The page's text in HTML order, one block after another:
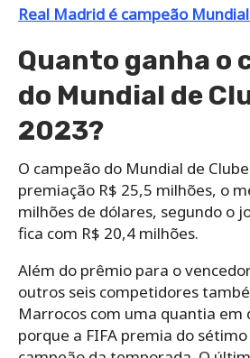
Real Madrid é campeão
Quanto ganha o
do Mundial de
2023?
O campeão do Mundial de
premiação R$ 25,5 milhões, o
milhões de dólares, segundo o
fica com R$ 20,4 milhões.
Além do prêmio para o
outros seis competidores
Marrocos com uma quantia em
porque a FIFA premia do